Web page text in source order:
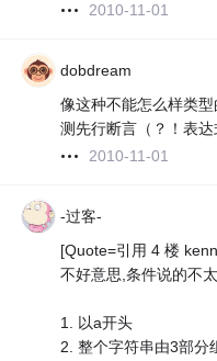
2010-11-01
dobdream
像这种不能怎么样类
测先行断言（？！表达
2010-11-01
-过客-
[Quote=引用 4 楼
不好意思,条件说的不
1. 以a开头
2. 整个字符串由3部分